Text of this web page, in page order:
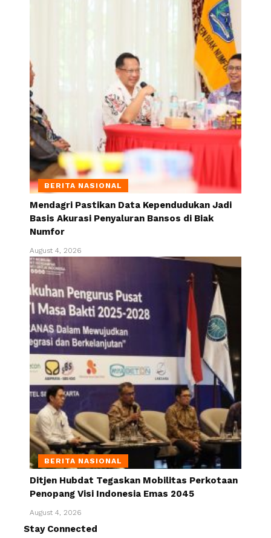
BERITA NASIONAL
Mendagri Pastikan Data Kependudukan Jadi
Basis Akurasi Penyaluran Bansos di Biak
Numfor
August 4, 2026
BERITA NASIONAL
Ditjen Hubdat Tegaskan Mobilitas Perkotaan
Penopang Visi Indonesia Emas 2045
August 4, 2026
Stay Connected